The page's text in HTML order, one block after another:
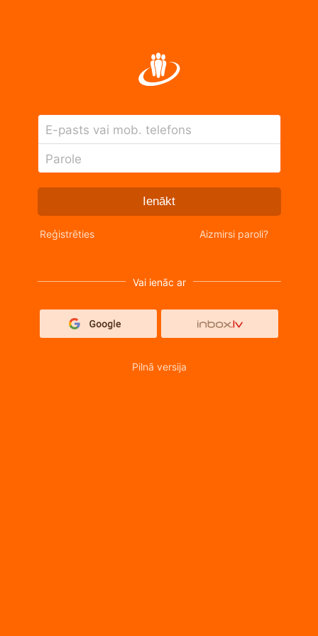
E-pasts vai mob. telefons
Parole
Ienākt
Reģistrēties Aizmirsi paroli?
Vai ienāc ar
Pilnā versija